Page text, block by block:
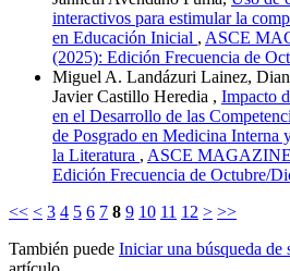
interactivos para estimular la
en Educación Inicial , ASCE
(2025): Edición Frecuencia de
Miguel A. Landázuri Lainez,
Javier Castillo Heredia , Impacto
en el Desarrollo de las
de Posgrado en Medicina Interna
la Literatura , ASCE
Edición Frecuencia de Octubre/
<< < 3 4 5 6 7 8 9 10 11 12 > >>
También puede Iniciar una búsqueda de